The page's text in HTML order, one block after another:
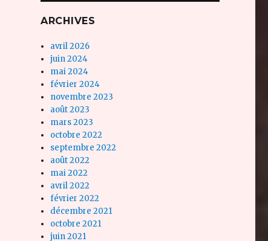
ARCHIVES
avril 2026
juin 2024
mai 2024
février 2024
novembre 2023
août 2023
mars 2023
octobre 2022
septembre 2022
août 2022
mai 2022
avril 2022
février 2022
décembre 2021
octobre 2021
juin 2021